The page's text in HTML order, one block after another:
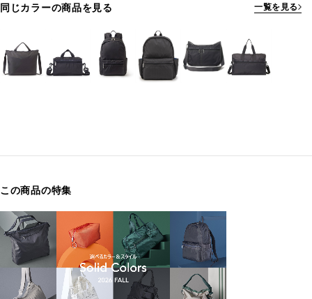
同じカラーの商品を見る 一覧を見る
この商品の特集